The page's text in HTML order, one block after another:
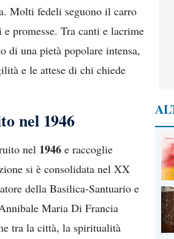
Molti fedeli seguono il carro
promesse. Tra canti e lacrime
di una pietà popolare intensa,
e le attese di chi chiede
nel 1946
nel 1946 e raccoglie
si è consolidata nel XX
della Basilica-Santuario e
Maria Di Francia
tra la città, la spiritualità